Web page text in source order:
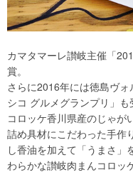
カマタマーレ讃岐主催「
賞。
さらに2016年には徳島ヴ
シコ グルメグランプリ」
コロッケ香川県産のじゃが
詰め具材にこだわった手作
し香油を加えて「うまさ」
わらかな讃岐肉まんコロッ